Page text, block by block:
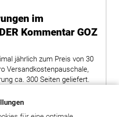
im
Kommentar GOZ
jährlich zum Preis von 30
Versandkostenpauschale,
ca. 300 Seiten geliefert.
Grundwerken ohne
ein Aufschlag von 80,00